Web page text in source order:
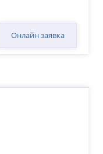
Онлайн заявка